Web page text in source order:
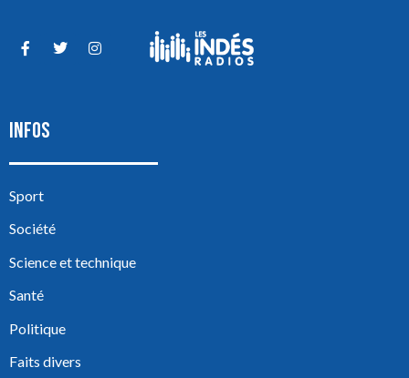
INFOS
Sport
Société
Science et technique
Santé
Politique
Faits divers